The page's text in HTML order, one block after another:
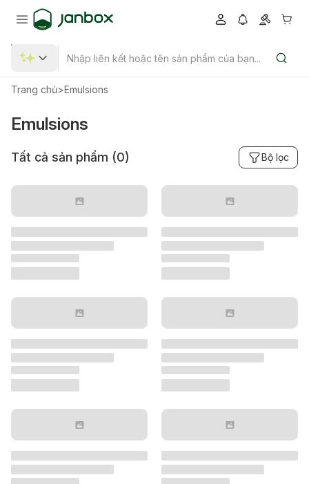
Trang chủ>Emulsions
Emulsions
Tất cả sản phẩm (0) Bộ lọc